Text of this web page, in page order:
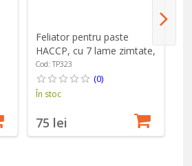
Feliator pentru paste
HACCP, cu 7 lame zimtate,
inox, 9,5 mm - Zokura
Cod: TP323
(0)
În stoc
75 lei